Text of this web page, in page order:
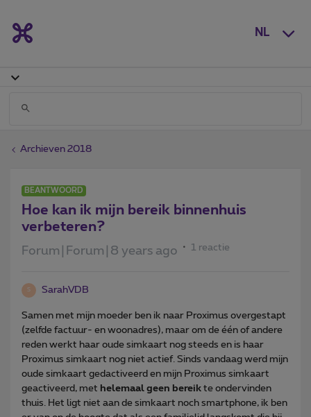
NL
Archieven 2018
BEANTWOORD
Hoe kan ik mijn bereik binnenhuis
verbeteren?
Forum|Forum|8 years ago 1 reactie
S SarahVDB
Samen met mijn moeder ben ik naar Proximus overgestapt
(zelfde factuur- en woonadres), maar om de één of andere
reden werkt haar oude simkaart nog steeds en is haar
Proximus simkaart nog niet actief. Sinds vandaag werd mijn
oude simkaart gedactiveerd en mijn Proximus simkaart
geactiveerd, met helemaal geen bereik te ondervinden
thuis. Het ligt niet aan de simkaart noch smartphone, ik ben